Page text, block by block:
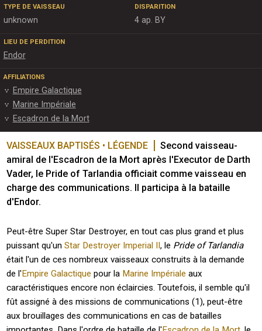
TYPE DE VAISSEAU
unknown
DISPARITION
4 ap. BY
LIEU DE PERDITION
Endor
AFFILIATIONS
Empire Galactique
Marine Impériale
Escadron de la Mort
VAISSEAUX BAPTISÉS • LÉGENDE
Second vaisseau-
amiral de l'Escadron de la Mort après l'Executor de Darth
Vader, le Pride of Tarlandia officiait comme vaisseau en
charge des communications. Il participa à la bataille
d'Endor.
Peut-être Super Star Destroyer, en tout cas plus grand et plus
puissant qu'unStar Destroyer Imperial II, le Pride of Tarlandia
était l'un de ces nombreux vaisseaux construits à la demande
de l'Empire Galactique pour la Marine Impériale aux
caractéristiques encore non éclaircies. Toutefois, il semble qu'il
fût assigné à des missions de communications (1), peut-être
aux brouillages des communications en cas de batailles